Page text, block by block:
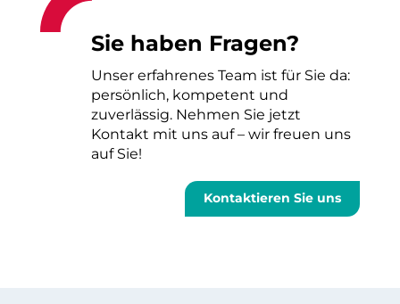
Sie haben Fragen?
Unser erfahrenes Team ist für Sie da:
persönlich, kompetent und
zuverlässig. Nehmen Sie jetzt
Kontakt mit uns auf – wir freuen uns
auf Sie!
Kontaktieren Sie uns